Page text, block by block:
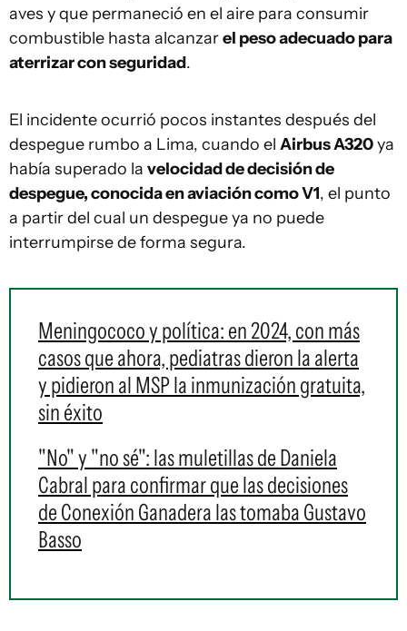
aves y que permaneció en el aire para consumir
combustible hasta alcanzarel peso adecuado para
aterrizar con seguridad.
El incidente ocurrió pocos instantes después del
despegue rumbo a Lima, cuando el Airbus A320ya
había superado la velocidad de decisión de
despegue, conocida en aviación como V1, el punto
a partir del cual un despegue ya no puede
interrumpirse de forma segura.
Meningococo y política: en 2024, con más
casos que ahora, pediatras dieron la alerta
y pidieron al MSP la inmunización gratuita,
sin éxito
"No" y "no sé": las muletillas de Daniela
Cabral para confirmar que las decisiones
de Conexión Ganadera las tomaba Gustavo
Basso